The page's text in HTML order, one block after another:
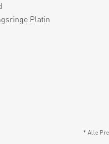
Platin
* Alle